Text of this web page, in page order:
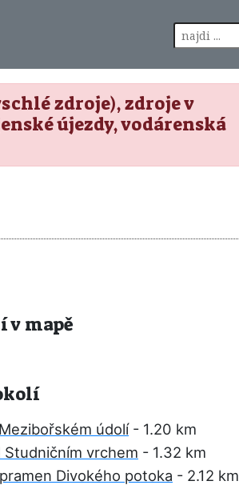
zdroje), zdroje v
újezdy, vodárenská
v mapě
údolí- 1.20 km
Studničním vrchem - 1.32 km
Divokého potoka - 2.12 km